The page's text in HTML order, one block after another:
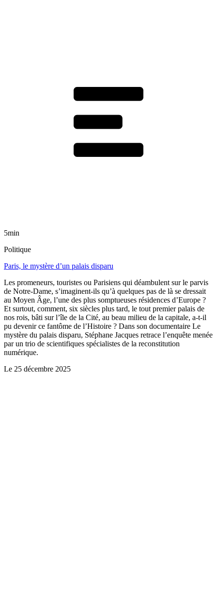
5min
Politique
Paris, le mystère d’un palais disparu
Les promeneurs, touristes ou Parisiens qui déambulent sur le parvis
de Notre-Dame, s’imaginent-ils qu’à quelques pas de là se dressait
au Moyen Âge, l’une des plus somptueuses résidences d’Europe ?
Et surtout, comment, six siècles plus tard, le tout premier palais de
nos rois, bâti sur l’île de la Cité, au beau milieu de la capitale, a-t-il
pu devenir ce fantôme de l’Histoire ? Dans son documentaire Le
mystère du palais disparu, Stéphane Jacques retrace l’enquête menée
par un trio de scientifiques spécialistes de la reconstitution
numérique.
Le 25 décembre 2025